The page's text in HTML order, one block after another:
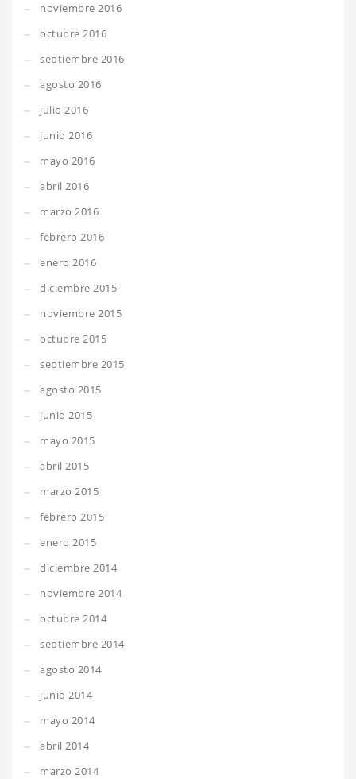
noviembre 2016
octubre 2016
septiembre 2016
agosto 2016
julio 2016
junio 2016
mayo 2016
abril 2016
marzo 2016
febrero 2016
enero 2016
diciembre 2015
noviembre 2015
octubre 2015
septiembre 2015
agosto 2015
junio 2015
mayo 2015
abril 2015
marzo 2015
febrero 2015
enero 2015
diciembre 2014
noviembre 2014
octubre 2014
septiembre 2014
agosto 2014
junio 2014
mayo 2014
abril 2014
marzo 2014